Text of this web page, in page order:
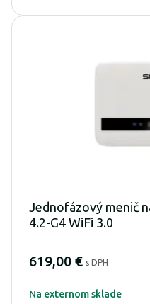
Jednofázový menič
4.2-G4 WiFi 3.0
619,00 € s DPH
Na externom sklade